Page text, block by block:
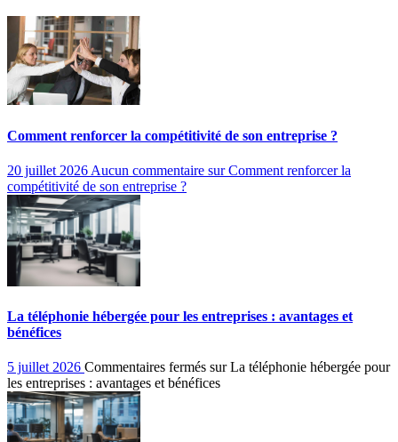
Comment renforcer la compétitivité de son entreprise ?
20 juillet 2026 Aucun commentaire sur Comment renforcer la
compétitivité de son entreprise ?
La téléphonie hébergée pour les entreprises : avantages et
bénéfices
5 juillet 2026 Commentaires fermés sur La téléphonie hébergée pour
les entreprises : avantages et bénéfices